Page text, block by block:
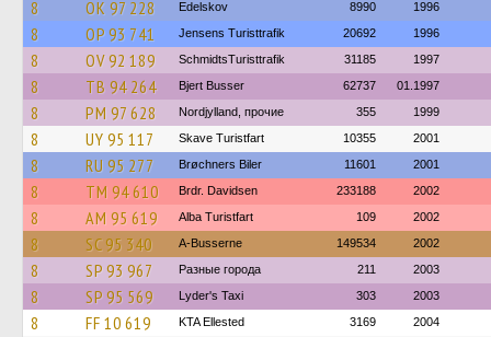
8 OK 97 228 Edelskov 8990 1996
8 OP 93 741 Jensens Turisttrafik 20692 1996
8 OV 92 189 SchmidtsTuristtrafik 31185 1997
8 TB 94 264 Bjert Busser 62737 01.1997
8 PM 97 628 Nordjylland, прочие 355 1999
8 UY 95 117 Skave Turistfart 10355 2001
8 RU 95 277 Brøchners Biler 11601 2001
8 TM 94 610 Brdr. Davidsen 233188 2002
8 AM 95 619 Alba Turistfart 109 2002
8 SC 95 340 A-Busserne 149534 2002
8 SP 93 967 Разные города 211 2003
8 SP 95 569 Lyder's Taxi 303 2003
8 FF 10 619 KTA Ellested 3169 2004